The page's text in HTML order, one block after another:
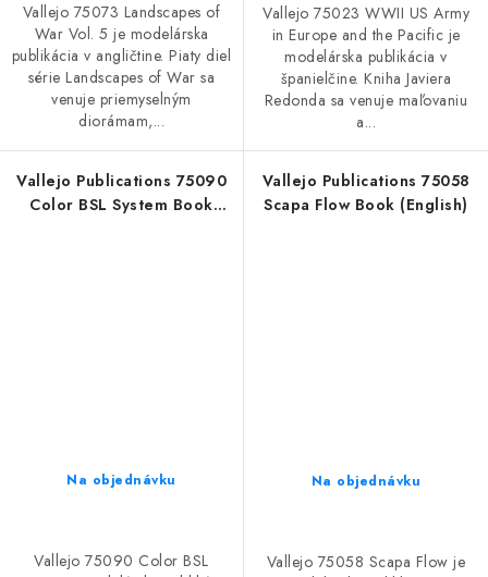
Vallejo 75073 Landscapes of
War Vol. 5 je modelárska
publikácia v angličtine. Piaty diel
série Landscapes of War sa
venuje priemyselným
diorámam,...
Vallejo 75023 WWII US Army
in Europe and the Pacific je
modelárska publikácia v
španielčine. Kniha Javiera
Redonda sa venuje maľovaniu
a...
Vallejo Publications 75090
Color BSL System Book
Na objednávku
Vallejo 75090 Color BSL
Vallejo Publications 75058
Scapa Flow Book (English)
Na objednávku
Vallejo 75058 Scapa Flow je